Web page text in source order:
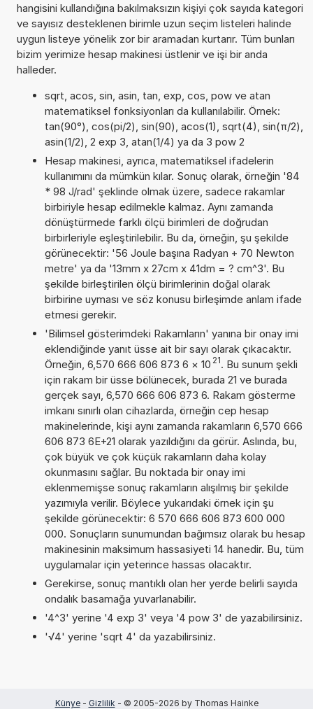
hangisini kullandığına bakılmaksızın kişiyi çok sayıda kategori
ve sayısız desteklenen birimle uzun seçim listeleri halinde
uygun listeye yönelik zor bir aramadan kurtarır. Tüm bunları
bizim yerimize hesap makinesi üstlenir ve işi bir anda
halleder.
sqrt, acos, sin, asin, tan, exp, cos, pow ve atan
matematiksel fonksiyonları da kullanılabilir. Örnek:
tan(90°), cos(pi/2), sin(90), acos(1), sqrt(4), sin(π/2),
asin(1/2), 2 exp 3, atan(1/4) ya da 3 pow 2
Hesap makinesi, ayrıca, matematiksel ifadelerin
kullanımını da mümkün kılar. Sonuç olarak, örneğin '84
* 98 J/rad' şeklinde olmak üzere, sadece rakamlar
birbiriyle hesap edilmekle kalmaz. Aynı zamanda
dönüştürmede farklı ölçü birimleri de doğrudan
birbirleriyle eşleştirilebilir. Bu da, örneğin, şu şekilde
görünecektir: '56 Joule başına Radyan + 70 Newton
metre' ya da '13mm x 27cm x 41dm = ? cm^3'. Bu
şekilde birleştirilen ölçü birimlerinin doğal olarak
birbirine uyması ve söz konusu birleşimde anlam ifade
etmesi gerekir.
'Bilimsel gösterimdeki Rakamların' yanına bir onay imi
eklendiğinde yanıt üsse ait bir sayı olarak çıkacaktır.
Örneğin, 6,570 666 606 873 6 × 10 21. Bu sunum şekli
için rakam bir üsse bölünecek, burada 21 ve burada
gerçek sayı, 6,570 666 606 873 6. Rakam gösterme
imkanı sınırlı olan cihazlarda, örneğin cep hesap
makinelerinde, kişi aynı zamanda rakamların 6,570 666
606 873 6E+21 olarak yazıldığını da görür. Aslında, bu,
çok büyük ve çok küçük rakamların daha kolay
okunmasını sağlar. Bu noktada bir onay imi
eklenmemişse sonuç rakamların alışılmış bir şekilde
yazımıyla verilir. Böylece yukarıdaki örnek için şu
şekilde görünecektir: 6 570 666 606 873 600 000
000. Sonuçların sunumundan bağımsız olarak bu hesap
makinesinin maksimum hassasiyeti 14 hanedir. Bu, tüm
uygulamalar için yeterince hassas olacaktır.
Gerekirse, sonuç mantıklı olan her yerde belirli sayıda
ondalık basamağa yuvarlanabilir.
'4^3' yerine '4 exp 3' veya '4 pow 3' de yazabilirsiniz.
'√4' yerine 'sqrt 4' da yazabilirsiniz.
Künye- Gizlilik - © 2005-2026 by Thomas Hainke